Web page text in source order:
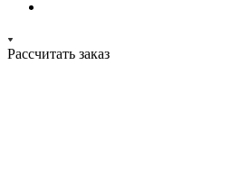
Рассчитать заказ